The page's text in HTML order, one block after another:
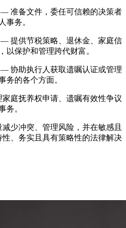
— 准备文件，委任可信赖的决策者
事务。
— 提供节税策略、退休金、家庭信
以保护和管理跨代财富。
— 协助执行人获取遗嘱认证或管理
务的各个方面。
庭抚养权申请、遗嘱有效性争议
务。
少冲突、管理风险，并在敏感且
、务实且具有策略性的法律解决